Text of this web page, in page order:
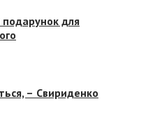
подарунок для
– Свириденко